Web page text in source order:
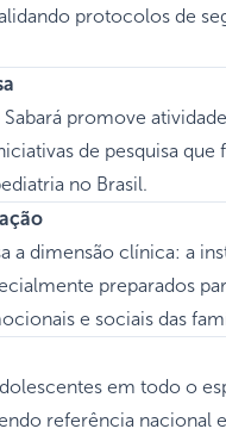
protocolos de
promove
de pesquisa
no Brasil.
a dimensão clínica: a
preparados
e sociais das
em todo o
referência nacional